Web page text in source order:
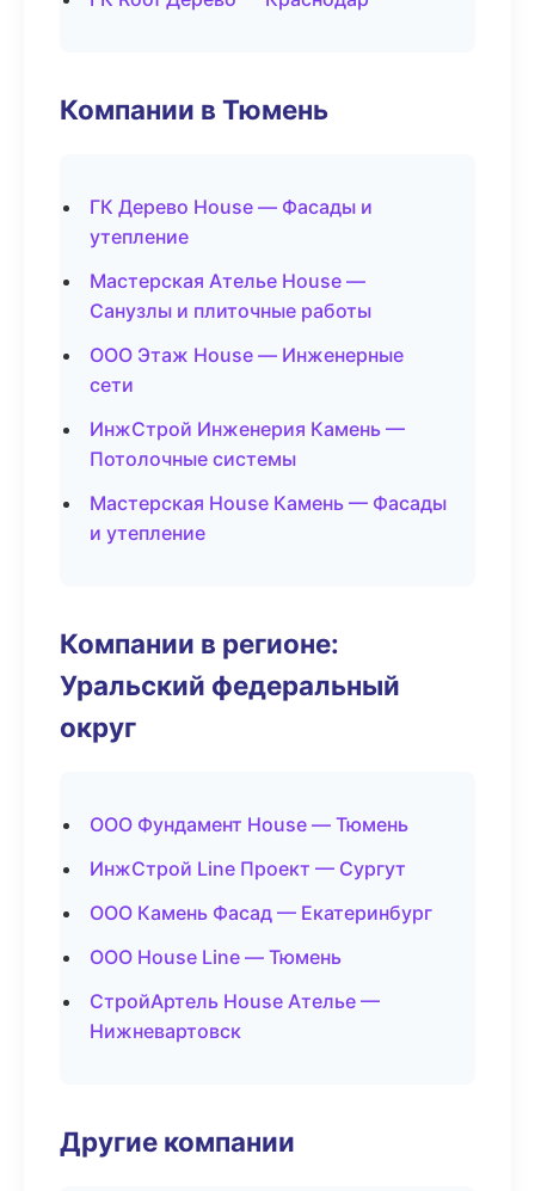
Компании в Тюмень
ГК Дерево House — Фасады и
утепление
Мастерская Ателье House —
Санузлы и плиточные работы
ООО Этаж House — Инженерные
сети
ИнжСтрой Инженерия Камень —
Потолочные системы
Мастерская House Камень — Фасады
и утепление
Компании в регионе:
Уральский федеральный
округ
ООО Фундамент House — Тюмень
ИнжСтрой Line Проект — Сургут
ООО Камень Фасад — Екатеринбург
ООО House Line — Тюмень
СтройАртель House Ателье —
Нижневартовск
Другие компании